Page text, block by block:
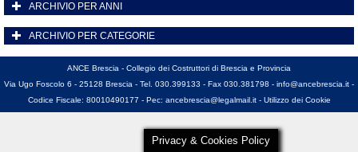
ARCHIVIO PER ANNI
ARCHIVIO PER CATEGORIE
ANCE Brescia - Collegio dei Costruttori di Brescia e Provincia
Via Ugo Foscolo 6 - 25128 Brescia - Tel. 030.399133 - Fax 030.381798 - info@ancebrescia.it -
Codice Fiscale: 80010490177 - Pec: ancebrescia@legalmail.it- Utilizzo dei Cookie
Privacy & Cookies Policy